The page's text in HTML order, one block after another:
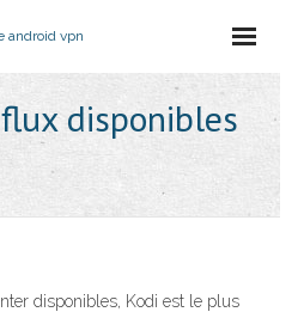
android vpn
disponibles
disponibles, Kodi est le plus